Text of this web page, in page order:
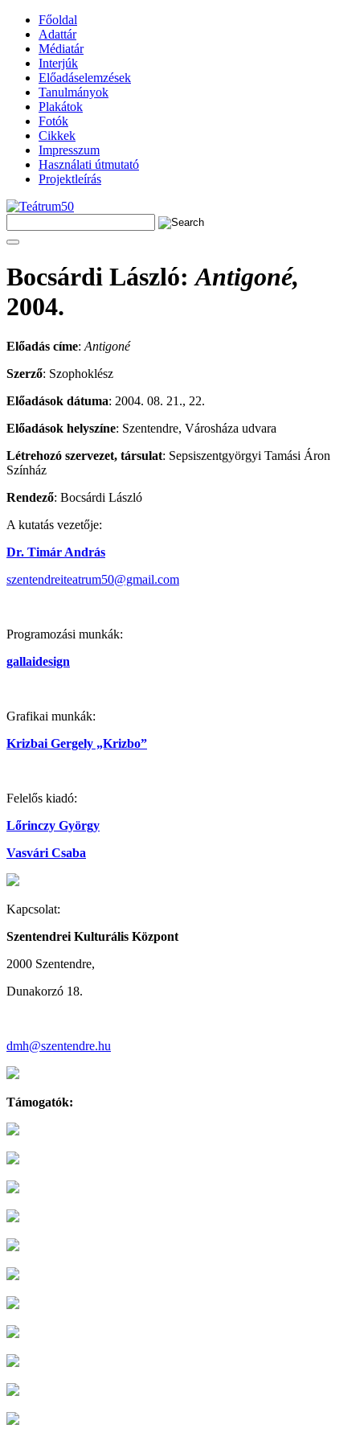
Főoldal
Adattár
Médiatár
Interjúk
Előadáselemzések
Tanulmányok
Plakátok
Fotók
Cikkek
Impresszum
Használati útmutató
Projektleírás
Bocsárdi László:Antigoné,
2004.
Előadás címe: Antigoné
Szerző: Szophoklész
Előadások dátuma: 2004. 08. 21., 22.
Előadások helyszíne: Szentendre, Városháza udvara
Létrehozó szervezet, társulat: Sepsiszentgyörgyi Tamási Áron
Színház
Rendező: Bocsárdi László
A kutatás vezetője:
Dr. Timár András
szentendreiteatrum50@gmail.com
Programozási munkák:
gallaidesign
Grafikai munkák:
Krizbai Gergely „Krizbo”
Felelős kiadó:
Lőrinczy György
Vasvári Csaba
Kapcsolat:
Szentendrei Kulturális Központ
2000 Szentendre,
Dunakorzó 18.
dmh@szentendre.hu
Támogatók: